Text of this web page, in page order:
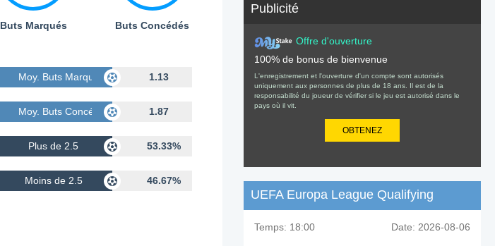
Buts Marqués Buts Concédés
Moy. Buts Marqués 1.13
Moy. Buts Concédés 1.87
Plus de 2.5 53.33%
Moins de 2.5 46.67%
Publicité
Offre d'ouverture
100% de bonus de bienvenue
L'enregistrement et l'ouverture d'un compte sont autorisés
uniquement aux personnes de plus de 18 ans. Il est de la
responsabilité du joueur de vérifier si le jeu est autorisé dans le
pays où il vit.
OBTENEZ
UEFA Europa League Qualifying
Temps: 18:00 Date: 2026-08-06